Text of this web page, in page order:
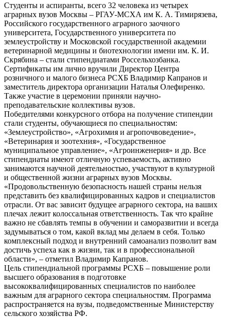
Студенты и аспиранты, всего 32 человека из четырех
аграрных вузов Москвы – РГАУ-МСХА им К. А. Тимирязева,
Российского государственного аграрного заочного
университета, Государственного университета по
землеустройству и Московской государственной академии
ветеринарной медицины и биотехнологии имени им. К. И.
Скрябина – стали стипендиатами Россельхозбанка.
Сертификаты им лично вручили Директор Центра
розничного и малого бизнеса РСХБ Владимир Капранов и
заместитель директора организации Наталья Олефиренко.
Также участие в церемонии приняли научно-
преподавательские коллективы вузов.
Победителями конкурсного отбора на получение стипендии
стали студенты, обучающиеся по специальностям:
«Землеустройство», «Агрохимия и агропочвоведение»,
«Ветеринария и зоотехния», «Государственное
муниципальное управление», «Агроинженерия» и др. Все
стипендиаты имеют отличную успеваемость, активно
занимаются научной деятельностью, участвуют в культурной
и общественной жизни аграрных вузов Москвы.
«Продовольственную безопасность нашей страны нельзя
представить без квалифицированных кадров и специалистов
отрасли. От вас зависит будущее аграрного сектора, на ваших
плечах лежит колоссальная ответственность. Так что крайне
важно не сбавлять темпы в обучении и саморазвитии и всегда
задумываться о том, какой вклад мы делаем в себя. Только
комплексный подход и внутренний самоанализ позволит вам
достичь успеха как в жизни, так и в профессиональной
области», – отметил Владимир Капранов.
Цель стипендиальной программы РСХБ – повышение роли
высшего образования в подготовке
высококвалифицированных специалистов по наиболее
важным для аграрного сектора специальностям. Программа
распространяется на вузы, подведомственные Министерству
сельского хозяйства РФ.